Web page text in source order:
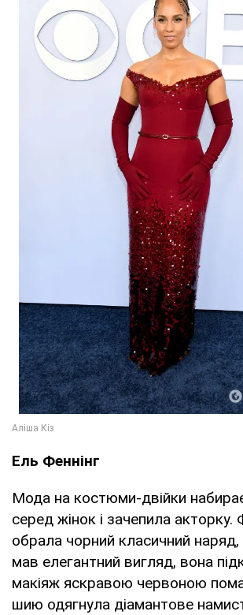
Ель Феннінг
Мода на костюми-двійки
серед жінок і зачепила акторку.
обрала чорний класичний
мав елегантний вигляд, вона
макіяж яскравою червоною
шию одягнула діамантове